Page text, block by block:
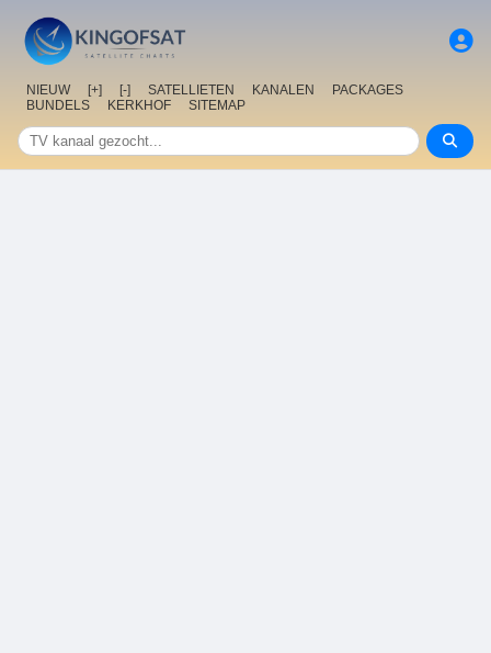
NIEUW [+] [-] SATELLIETEN KANALEN
PACKAGES
BUNDELS
KERKHOF SITEMAP